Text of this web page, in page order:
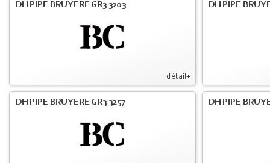
détail+
DH PIPE BRUYERE GR3 3203 DH PIPE
DH PIPE BRUYERE GR3 3257 DH PIPE